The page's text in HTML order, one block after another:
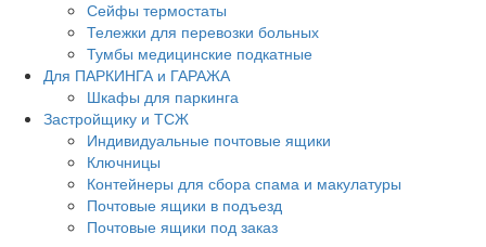
Сейфы термостаты
Тележки для перевозки больных
Тумбы медицинские подкатные
Для ПАРКИНГА и ГАРАЖА
Шкафы для паркинга
Застройщику и ТСЖ
Индивидуальные почтовые ящики
Ключницы
Контейнеры для сбора спама и макулатуры
Почтовые ящики в подъезд
Почтовые ящики под заказ